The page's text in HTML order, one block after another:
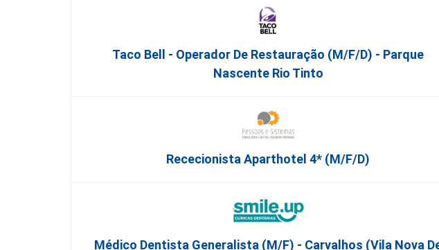
Taco Bell - Operador De Restauração (m/f/d) - Parque
Nascente Rio Tinto
Rececionista Aparthotel 4* (m/f/d)
Médico Dentista Generalista (M/F) - Carvalhos (Vila Nova